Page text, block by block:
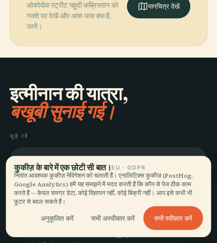
ओकोपोवा स्ट्रीट यहूदी कब्रिस्तान को
नक्शे पर देखें और आस-पास क्या है,
जानें।
मानचित्र देखें
इत्मीनान की यात्रा,
बखूबी सुनाई गई।
जुड़े रहें
Audiala घूमें
गंतव्य
कुकीज़ के बारे में एक छोटी सी बात। EU · GDPR
नितांत आवश्यक कुकीज़ नेविगेशन को चलाती हैं। एनालिटिक्स कुकीज़ (PostHog,
Google Analytics) हमें यह समझने में मदद करती हैं कि कौन से पेज ठीक काम
करते हैं — केवल समग्र डेटा, कोई विज्ञापन नहीं, कोई बिक्री नहीं। आप इसे कभी भी
फ़ुटर से बदल सकते हैं।
अनुकूलित करें सभी अस्वीकार करें सभी स्वीकार करें